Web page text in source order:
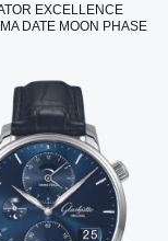
EXCELLENCE
DATE MOON PHASE